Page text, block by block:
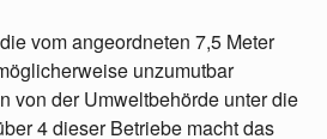
vom angeordneten 7,5 Meter
unzumutbar
von der Umweltbehörde unter die
4 dieser Betriebe macht das